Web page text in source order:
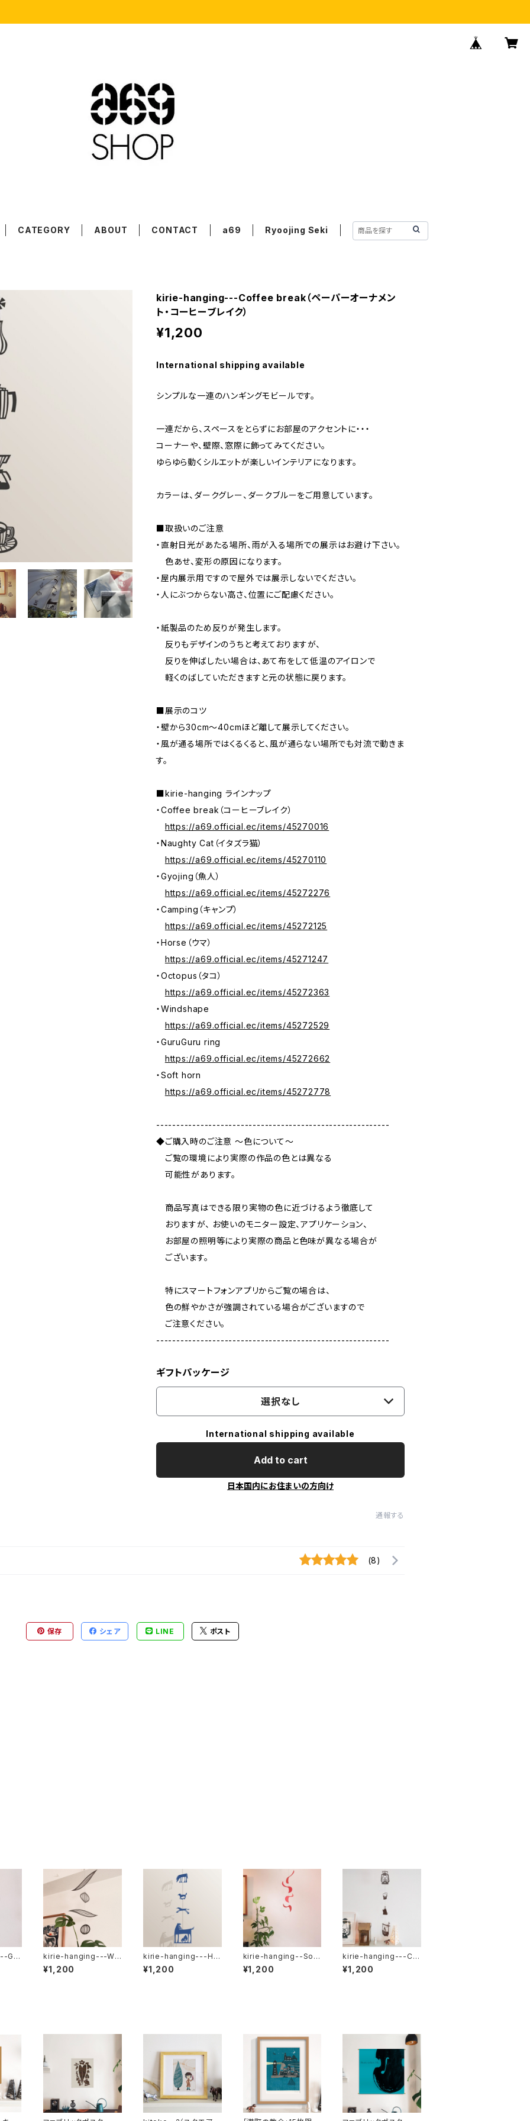
CATEGORY ABOUT CONTACT a69 Ryoojing Seki
kirie-hanging---Coffee break（ペーパーオーナメン
ト・コーヒーブレイク）
¥1,200
International shipping available
シンプルな一連のハンギングモビールです。
一連だから、スペースをとらずにお部屋のアクセントに・・・
コーナーや、壁際、窓際に飾ってみてください。
ゆらゆら動くシルエットが楽しいインテリアになります。
カラーは、ダークグレー、ダークブルーをご用意しています。
■取扱いのご注意
・直射日光があたる場所、雨が入る場所での展示はお避け下さい。
色あせ、変形の原因になります。
・屋内展示用ですので屋外では展示しないでください。
・人にぶつからない高さ、位置にご配慮ください。
・紙製品のため反りが発生します。
反りもデザインのうちと考えておりますが、
反りを伸ばしたい場合は、あて布をして低温のアイロンで
軽くのばしていただきますと元の状態に戻ります。
■展示のコツ
・壁から30cm～40cmほど離して展示してください。
・風が通る場所ではくるくると、風が通らない場所でも対流で動きま
す。
■kirie-hanging ラインナップ
・Coffee break（コーヒーブレイク）
https://a69.official.ec/items/45270016
・Naughty Cat（イタズラ猫）
https://a69.official.ec/items/45270110
・Gyojing（魚人）
https://a69.official.ec/items/45272276
・Camping（キャンプ）
https://a69.official.ec/items/45272125
・Horse（ウマ）
https://a69.official.ec/items/45271247
・Octopus（タコ）
https://a69.official.ec/items/45272363
・Windshape
https://a69.official.ec/items/45272529
・GuruGuru ring
https://a69.official.ec/items/45272662
・Soft horn
https://a69.official.ec/items/45272778
----------------------------------------------------------
◆ご購入時のご注意 ～色について～
ご覧の環境により実際の作品の色とは異なる
可能性があります。
商品写真はできる限り実物の色に近づけるよう徹底して
おりますが、 お使いのモニター設定、アプリケーション、
お部屋の照明等により実際の商品と色味が異なる場合が
ございます。
特にスマートフォンアプリからご覧の場合は、
色の鮮やかさが強調されている場合がございますので
ご注意ください。
----------------------------------------------------------
ギフトパッケージ
選択なし
International shipping available
Add to cart
日本国内にお住まいの方向け
通報する
(8)
保存 シェア LINE ポスト
Gur
kirie-hanging---Wi
ndshape（ハンギング
モビール）
¥1,200
kirie-hanging---Hor
se（ペーパーオーナメン
ト・ウマ）
¥1,200
kirie-hanging--Soft
horn（ペーパーオーナ
メント）
¥1,200
kirie-hanging---Ca
mping（ペーパーオー
ナメント・キャンプ）
¥1,200